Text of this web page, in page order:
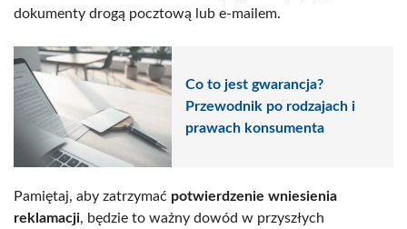
dokumenty drogą pocztową lub e-mailem.
Co to jest gwarancja?
Przewodnik po rodzajach i
prawach konsumenta
Pamiętaj, aby zatrzymać potwierdzenie wniesienia
reklamacji, będzie to ważny dowód w przyszłych